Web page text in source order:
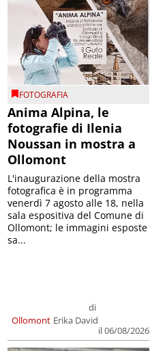
FOTOGRAFIA
Anima Alpina, le
fotografie di Ilenia
Noussan in mostra a
Ollomont
Ollomont
di
Erika David
il 06/08/2026
L'inaugurazione della mostra
fotografica è in programma
venerdì 7 agosto alle 18, nella
sala espositiva del Comune di
Ollomont; le immagini esposte
sa...